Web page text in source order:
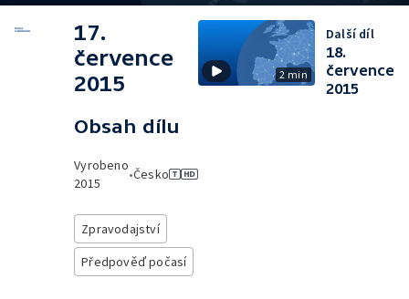
17.
července
2015
Obsah dílu
Vyrobeno
2015
•Česko
Zpravodajství
Předpověď počasí
2 min
Další díl
18.
července
2015